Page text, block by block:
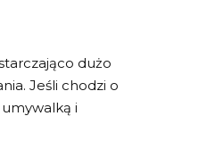
dużo
Jeśli chodzi o
i